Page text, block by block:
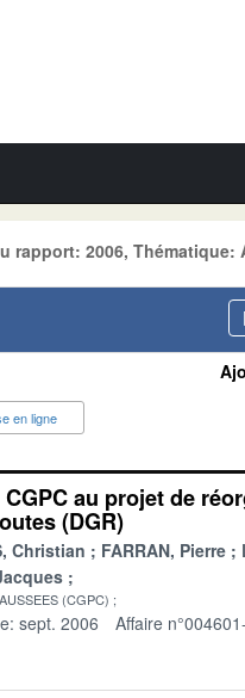
2006, Thématique:
en ligne
au projet de
(DGR)
Christian FARRAN, Pierre
(CGPC)
sept. 2006 Affaire